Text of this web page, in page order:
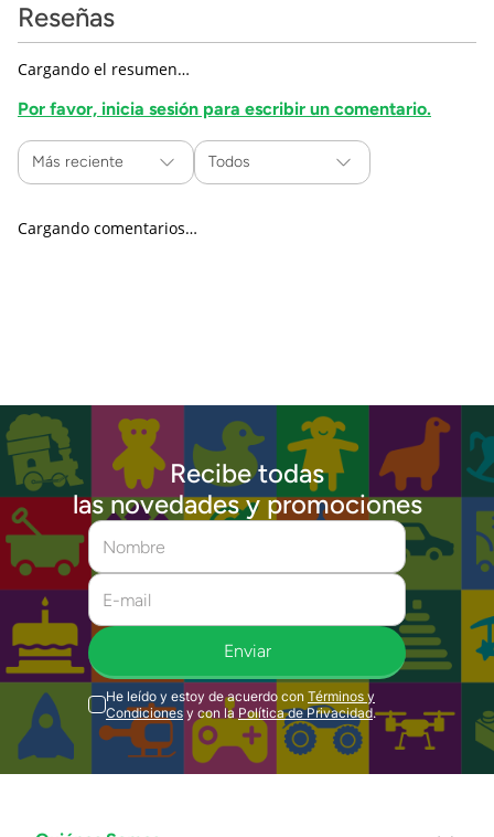
Reseñas
Cargando el resumen…
Por favor, inicia sesión para escribir un comentario.
Más reciente Todos
Cargando comentarios…
Recibe todas
las novedades y promociones
Enviar
He leído y estoy de acuerdo con Términos y
Condiciones y con la Política de Privacidad.